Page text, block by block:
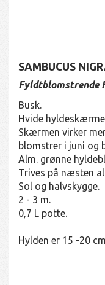
SAMBUCUS
Fyldtblomstrende
Busk.
Hvide
Skærmen virker
blomstrer i juni og
Alm. grønne
Trives på næsten
Sol og halvskygge.
2 - 3 m.
0,7 L potte.
Hylden er 15 -20